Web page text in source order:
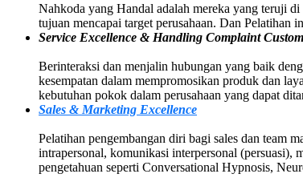
Nahkoda yang Handal adalah mereka yang teruji
tujuan mencapai target perusahaan. Dan Pelatihan
Service Excellence & Handling Complaint
Berinteraksi dan menjalin hubungan yang baik
kesempatan dalam mempromosikan produk dan
kebutuhan pokok dalam perusahaan yang dapat
Sales & Marketing Excellence
Pelatihan pengembangan diri bagi sales dan team
intrapersonal, komunikasi interpersonal (persuasi),
pengetahuan seperti Conversational Hypnosis,